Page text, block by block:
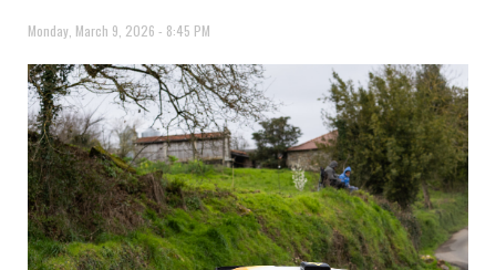
Monday, March 9, 2026 - 8:45 PM